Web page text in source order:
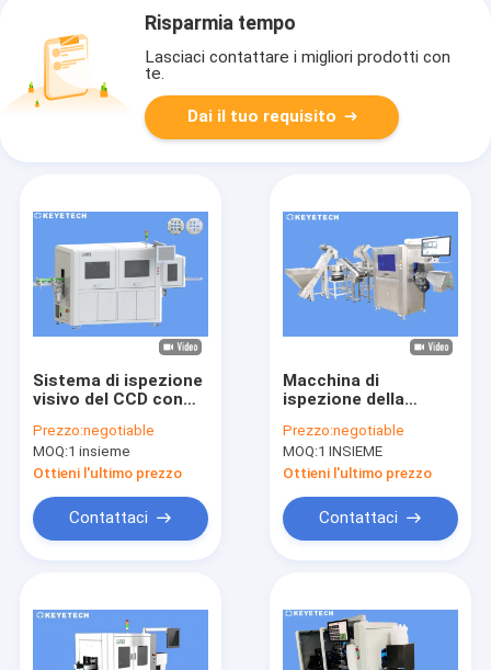
Risparmia tempo
Lasciaci contattare i migliori prodotti con
te.
Dai il tuo requisito
Sistema di ispezione
visivo del CCD con
per controllo di
qualità
Prezzo:negotiable
MOQ:1 insieme
Ottieni l'ultimo prezzo
Contattaci
Macchina di
ispezione della
completamente
automatizzata
Prezzo:negotiable
MOQ:1 INSIEME
Ottieni l'ultimo prezzo
Contattaci